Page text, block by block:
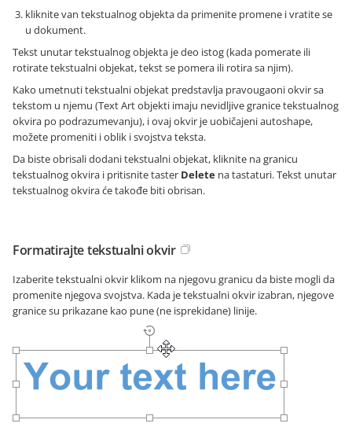
kliknite van tekstualnog objekta da primenite promene i vratite se
u dokument.
Tekst unutar tekstualnog objekta je deo istog (kada pomerate ili
rotirate tekstualni objekat, tekst se pomera ili rotira sa njim).
Kako umetnuti tekstualni objekat predstavlja pravougaoni okvir sa
tekstom u njemu (Text Art objekti imaju nevidljive granice tekstualnog
okvira po podrazumevanju), i ovaj okvir je uobičajeni autoshape,
možete promeniti i oblik i svojstva teksta.
Da biste obrisali dodani tekstualni objekat, kliknite na granicu
tekstualnog okvira i pritisnite taster Delete na tastaturi. Tekst unutar
tekstualnog okvira će takođe biti obrisan.
Formatirajte tekstualni okvir
Izaberite tekstualni okvir klikom na njegovu granicu da biste mogli da
promenite njegova svojstva. Kada je tekstualni okvir izabran, njegove
granice su prikazane kao pune (ne isprekidane) linije.